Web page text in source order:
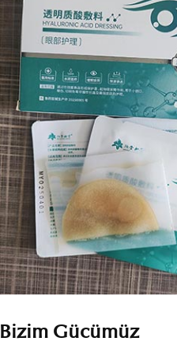
Bizim Gücümüz